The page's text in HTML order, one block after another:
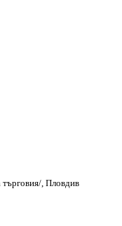
, Пловдив